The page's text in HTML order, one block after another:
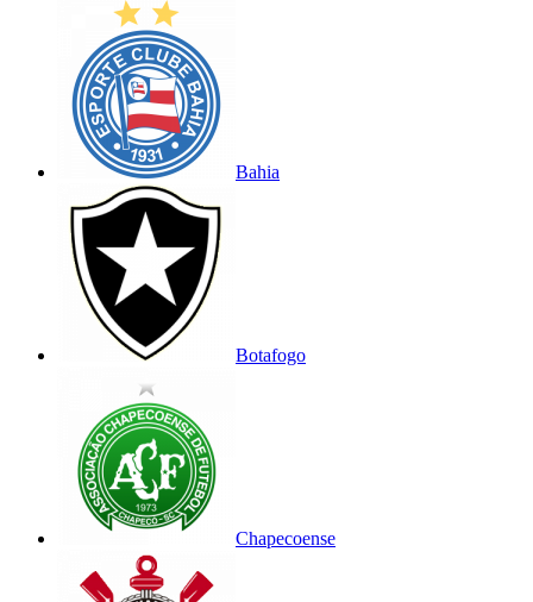
Bahia
Botafogo
Chapecoense